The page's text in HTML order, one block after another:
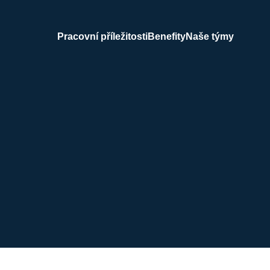
Pracovní příležitostiBenefityNaše týmy